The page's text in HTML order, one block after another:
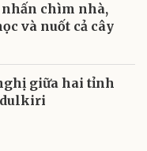
nhấn chìm nhà,
và nuốt cả cây
giữa hai tỉnh